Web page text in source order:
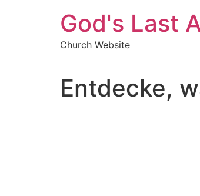
God's Last
Church Website
Entdecke,